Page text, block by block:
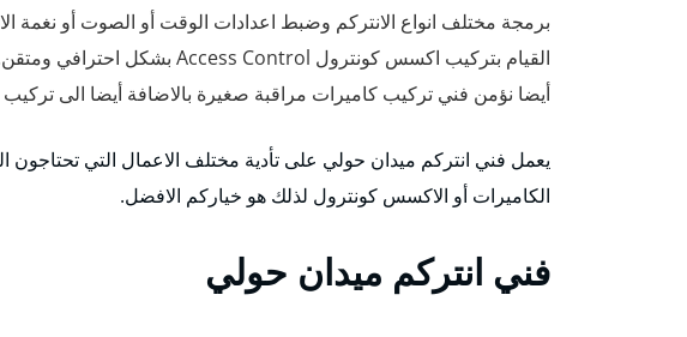
برمجة مختلف انواع الانتركم وضبط اعدادات الوقت أو الصوت أو نغمة
القيام بتركيب اكسس كونترول Access Control بشكل احترافي ومتقن.
أيضا نؤمن فني تركيب كاميرات مراقبة صغيرة بالاضافة أيضا الى
يعمل فني انتركم ميدان حولي على تأدية مختلف الاعمال التي تحتاجون
الكاميرات أو الاكسس كونترول لذلك هو خياركم الافضل.
فني انتركم ميدان حولي